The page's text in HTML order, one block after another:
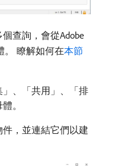
查詢，會從Adobe
。 瞭解如何在本節
、「共用」、「排
。
，並連結它們以建